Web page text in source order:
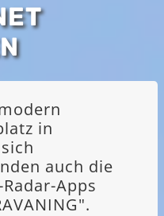
in
auch die
Apps